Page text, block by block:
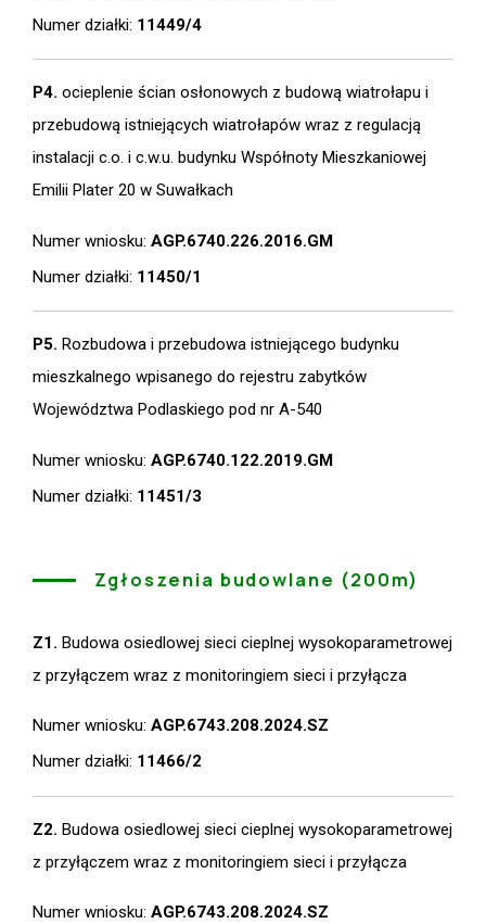
Numer działki: 11449/4
P4. ocieplenie ścian osłonowych z budową wiatrołapu i
przebudową istniejących wiatrołapów wraz z regulacją
instalacji c.o. i c.w.u. budynku Współnoty Mieszkaniowej
Emilii Plater 20 w Suwałkach
Numer wniosku: AGP.6740.226.2016.GM
Numer działki: 11450/1
P5. Rozbudowa i przebudowa istniejącego budynku
mieszkalnego wpisanego do rejestru zabytków
Województwa Podlaskiego pod nr A-540
Numer wniosku: AGP.6740.122.2019.GM
Numer działki: 11451/3
Zgłoszenia budowlane (200m)
Z1. Budowa osiedlowej sieci cieplnej wysokoparametrowej
z przyłączem wraz z monitoringiem sieci i przyłącza
Numer wniosku: AGP.6743.208.2024.SZ
Numer działki: 11466/2
Z2. Budowa osiedlowej sieci cieplnej wysokoparametrowej
z przyłączem wraz z monitoringiem sieci i przyłącza
Numer wniosku: AGP.6743.208.2024.SZ